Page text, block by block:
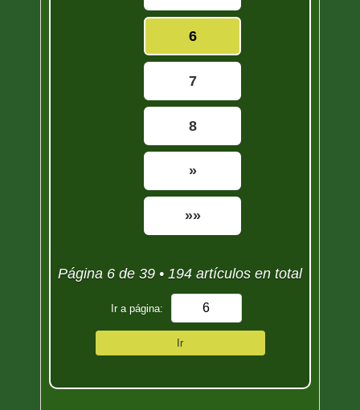
6
7
8
»
»»
Página 6 de 39 • 194 artículos en total
Ir a página:
Ir